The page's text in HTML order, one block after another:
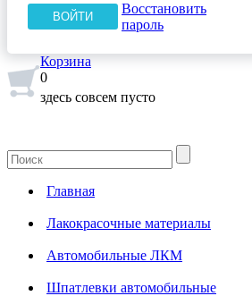
Восстановить
пароль
Корзина
0
здесь совсем пусто
Главная
Лакокрасочные материалы
Автомобильные ЛКМ
Шпатлевки автомобильные